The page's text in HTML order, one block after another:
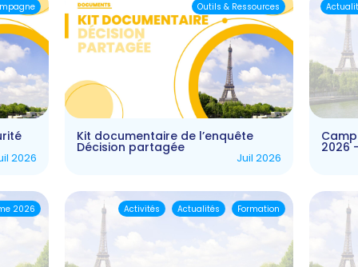
2026
Kit documentaire de l’enquête
Décision partagée
Juil 2026
Outils & Ressources
2026
2026 Activités Actualités Formation